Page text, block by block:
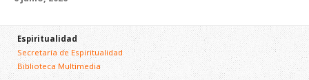
Espiritualidad
Secretaría de Espiritualidad
Biblioteca Multimedia